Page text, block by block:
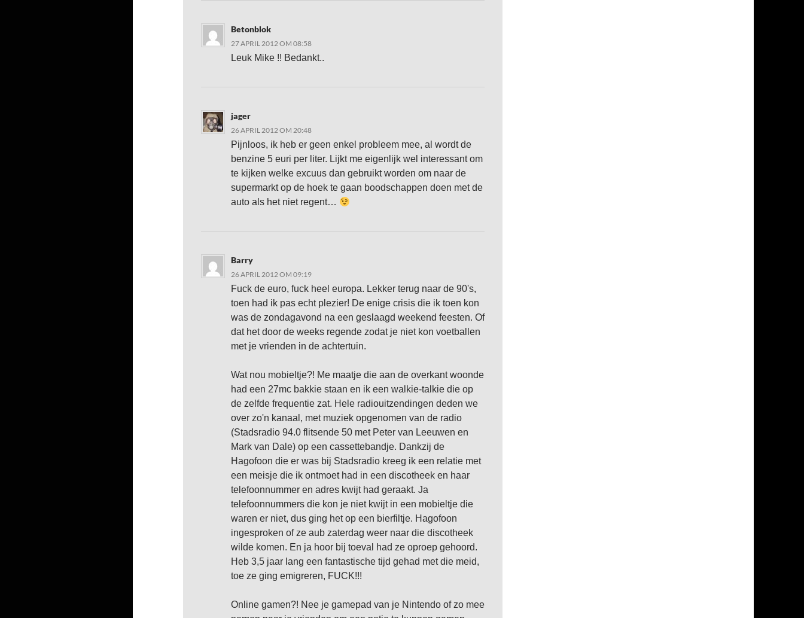
Betonblok
27 APRIL 2012 OM 08:58
Leuk Mike !! Bedankt..
jager
26 APRIL 2012 OM 20:48
Pijnloos, ik heb er geen enkel probleem mee, al wordt de
benzine 5 euri per liter. Lijkt me eigenlijk wel interessant om
te kijken welke excuus dan gebruikt worden om naar de
supermarkt op de hoek te gaan boodschappen doen met de
auto als het niet regent…
Barry
26 APRIL 2012 OM 09:19
Fuck de euro, fuck heel europa. Lekker terug naar de 90's,
toen had ik pas echt plezier! De enige crisis die ik toen kon
was de zondagavond na een geslaagd weekend feesten. Of
dat het door de weeks regende zodat je niet kon voetballen
met je vrienden in de achtertuin.
Wat nou mobieltje?! Me maatje die aan de overkant woonde
had een 27mc bakkie staan en ik een walkie-talkie die op
de zelfde frequentie zat. Hele radiouitzendingen deden we
over zo'n kanaal, met muziek opgenomen van de radio
(Stadsradio 94.0 flitsende 50 met Peter van Leeuwen en
Mark van Dale) op een cassettebandje. Dankzij de
Hagofoon die er was bij Stadsradio kreeg ik een relatie met
een meisje die ik ontmoet had in een discotheek en haar
telefoonnummer en adres kwijt had geraakt. Ja
telefoonnummers die kon je niet kwijt in een mobieltje die
waren er niet, dus ging het op een bierfiltje. Hagofoon
ingesproken of ze aub zaterdag weer naar die discotheek
wilde komen. En ja hoor bij toeval had ze oproep gehoord.
Heb 3,5 jaar lang een fantastische tijd gehad met die meid,
toe ze ging emigreren, FUCK!!!
Online gamen?! Nee je gamepad van je Nintendo of zo mee